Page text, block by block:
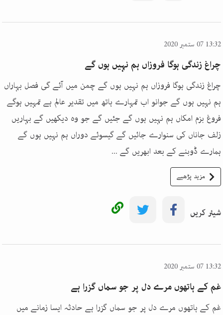
13:32 07 ستمبر 2020
چراغ زندگی ہوگا فروزاں ہم نہیں ہوں گے
چراغ زندگی ہوگا فروزاں ہم نہیں ہوں گے چمن میں آئے گی فصل بہاراں
ہم نہیں ہوں گے جوانو اب تمہارے ہاتھ میں تقدیر عالم ہے تمہیں ہوگے
فروغ بزم امکاں ہم نہیں ہوں گے جئیں گے جو وہ دیکھیں گے بہاریں
زلف جاناں کی سنوارے جائیں گے گیسوئے دوراں ہم نہیں ہوں گے
ہمارے ڈوبنے کے بعد ابھریں گے ...
مزید پڑھیے
شیئر کریں
13:32 07 ستمبر 2020
غم کے ہاتھوں مرے دل پر جو سماں گزرا ہے
غم کے ہاتھوں مرے دل پر جو سماں گزرا ہے حادثہ ایسا زمانے میں